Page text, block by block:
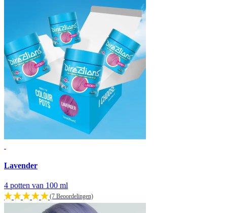
Lavender
4 potten van 100 ml
(7 Beoordelingen)